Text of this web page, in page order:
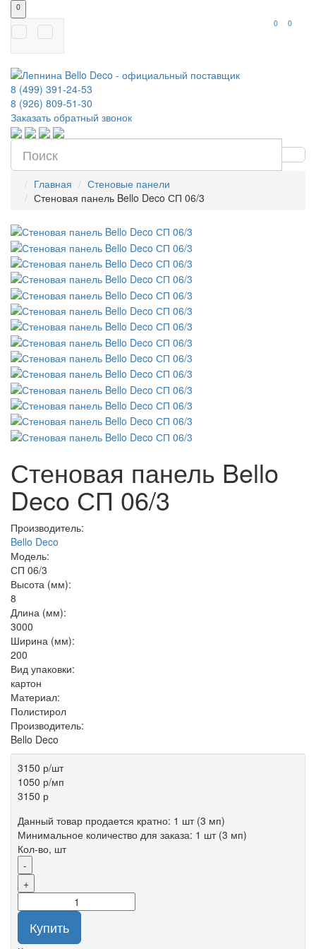
0
0
0
8 (499) 391-24-53
8 (926) 809-51-30
Заказать обратный звонок
Главная
Стеновые панели
Стеновая панель Bello Deco СП 06/3
Стеновая панель Bello
Deco СП 06/3
Производитель:
Bello Deco
Модель:
СП 06/3
Высота (мм):
8
Длина (мм):
3000
Ширина (мм):
200
Вид упаковки:
картон
Материал:
Полистирол
Производитель:
Bello Deco
3150 р/шт
1050 р/мп
3150 р
Данный товар продается кратно: 1 шт (3 мп)
Минимальное количество для заказа: 1 шт (3 мп)
Кол-во, шт
-
+
Купить